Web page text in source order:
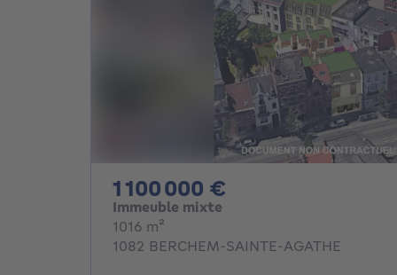
1 100 000 €
Immeuble mixte
1016 m²
1082 BERCHEM-SAINTE-AGATHE